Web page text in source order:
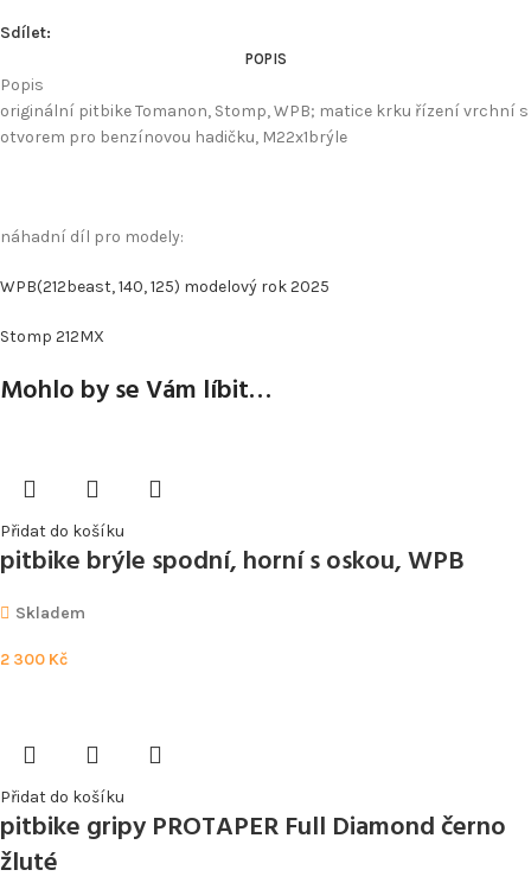
Sdílet:
POPIS
Popis
originální pitbike Tomanon, Stomp, WPB; matice krku řízení vrchní s
otvorem pro benzínovou hadičku, M22x1brýle
náhadní díl pro modely:
WPB(212beast, 140, 125) modelový rok 2025
Stomp 212MX
Mohlo by se Vám líbit…
Přidat do košíku
pitbike brýle spodní, horní s oskou, WPB
Skladem
2 300 Kč
Přidat do košíku
pitbike gripy PROTAPER Full Diamond černo
žluté